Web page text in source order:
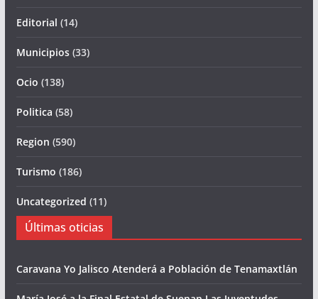
Editorial (14)
Municipios(33)
Ocio (138)
Politica (58)
Region (590)
Turismo (186)
Uncategorized (11)
Últimas oticias
Caravana Yo Jalisco Atenderá a Población de Tenamaxtlán